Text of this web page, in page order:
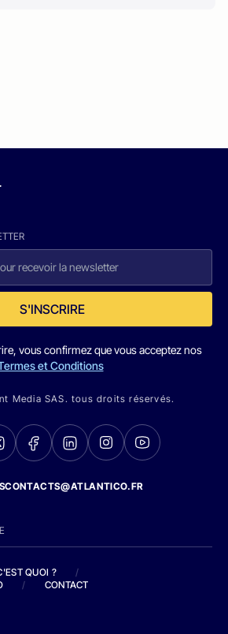
S'INSCRIRE
vous confirmez que vous acceptez nos
et Conditions
Media SAS. tous droits réservés.
QUOI ?
/
/ CONTACT